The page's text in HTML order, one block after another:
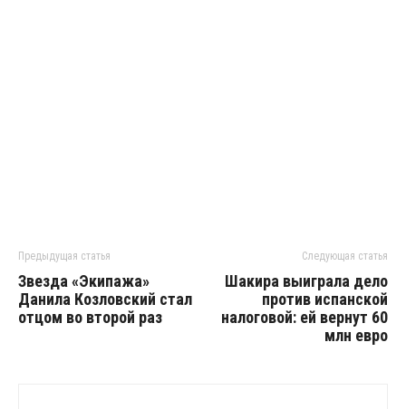
Предыдущая статья
Звезда «Экипажа»
Данила Козловский стал
отцом во второй раз
Следующая статья
Шакира выиграла дело
против испанской
налоговой: ей вернут 60
млн евро